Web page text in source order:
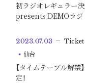
初ラジオレギュラー
presents DEMOラジ
2023.07.03 Ticket
仙台
【タイムテーブル解禁
定！